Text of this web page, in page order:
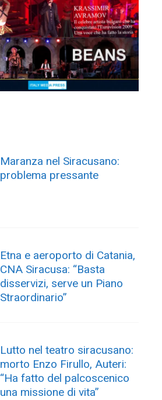
Maranza nel Siracusano:
problema pressante
Etna e aeroporto di Catania,
CNA Siracusa: “Basta
disservizi, serve un Piano
Straordinario”
Lutto nel teatro siracusano:
morto Enzo Firullo, Auteri:
“Ha fatto del palcoscenico
una missione di vita”